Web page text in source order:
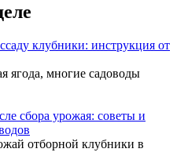
клубники: инструкция от
ягода, многие садоводы
сбора урожая: советы и
отборной клубники в